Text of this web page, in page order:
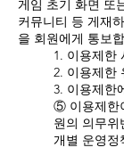
게임 초기 화면 또
커뮤니티 등 게재
을 회원에게 통보
1. 이용제한
2. 이용제한
3. 이용제한
⑤ 이용제한
원의 의무위
개별 운영정